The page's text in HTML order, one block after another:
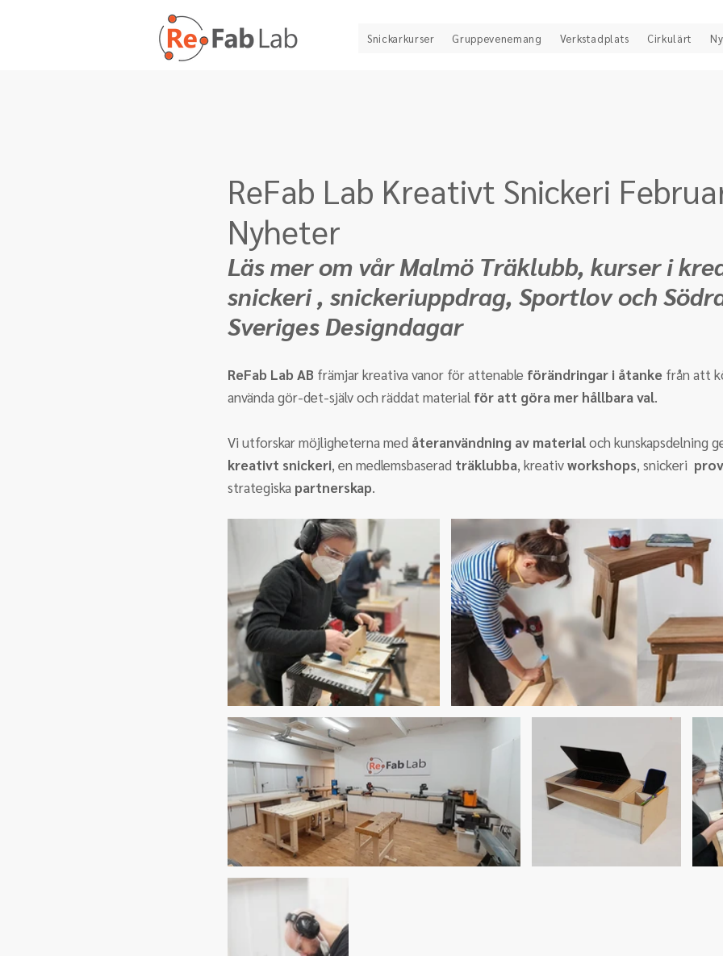
Snickarkurser Gruppevenemang Verkstadplats Cirkulärt
ReFab Lab Kreativt Snickeri
Nyheter
Läs mer om vår Malmö Träklubb, kurser i
snickeri , snickeriuppdrag, Sportlov och
Sveriges Designdagar
ReFab Lab AB främjar kreativa vanor för attenable förändringar i åtanke från att
använda gör-det-själv och räddat material för att göra mer hållbara val.
Vi utforskar möjligheterna med återanvändning av material och kunskapsdelning
kreativt snickeri, en medlemsbaserad träklubba, kreativ workshops, snickeri
strategiska partnerskap.